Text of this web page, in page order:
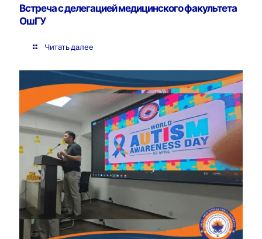
Встреча с делегацией медицинского факультета
ОшГУ
Читать далее